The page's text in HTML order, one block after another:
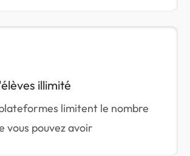
illimité
limitent le nombre
vous pouvez avoir